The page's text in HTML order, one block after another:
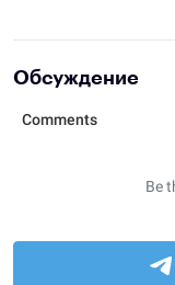
Обсуждение